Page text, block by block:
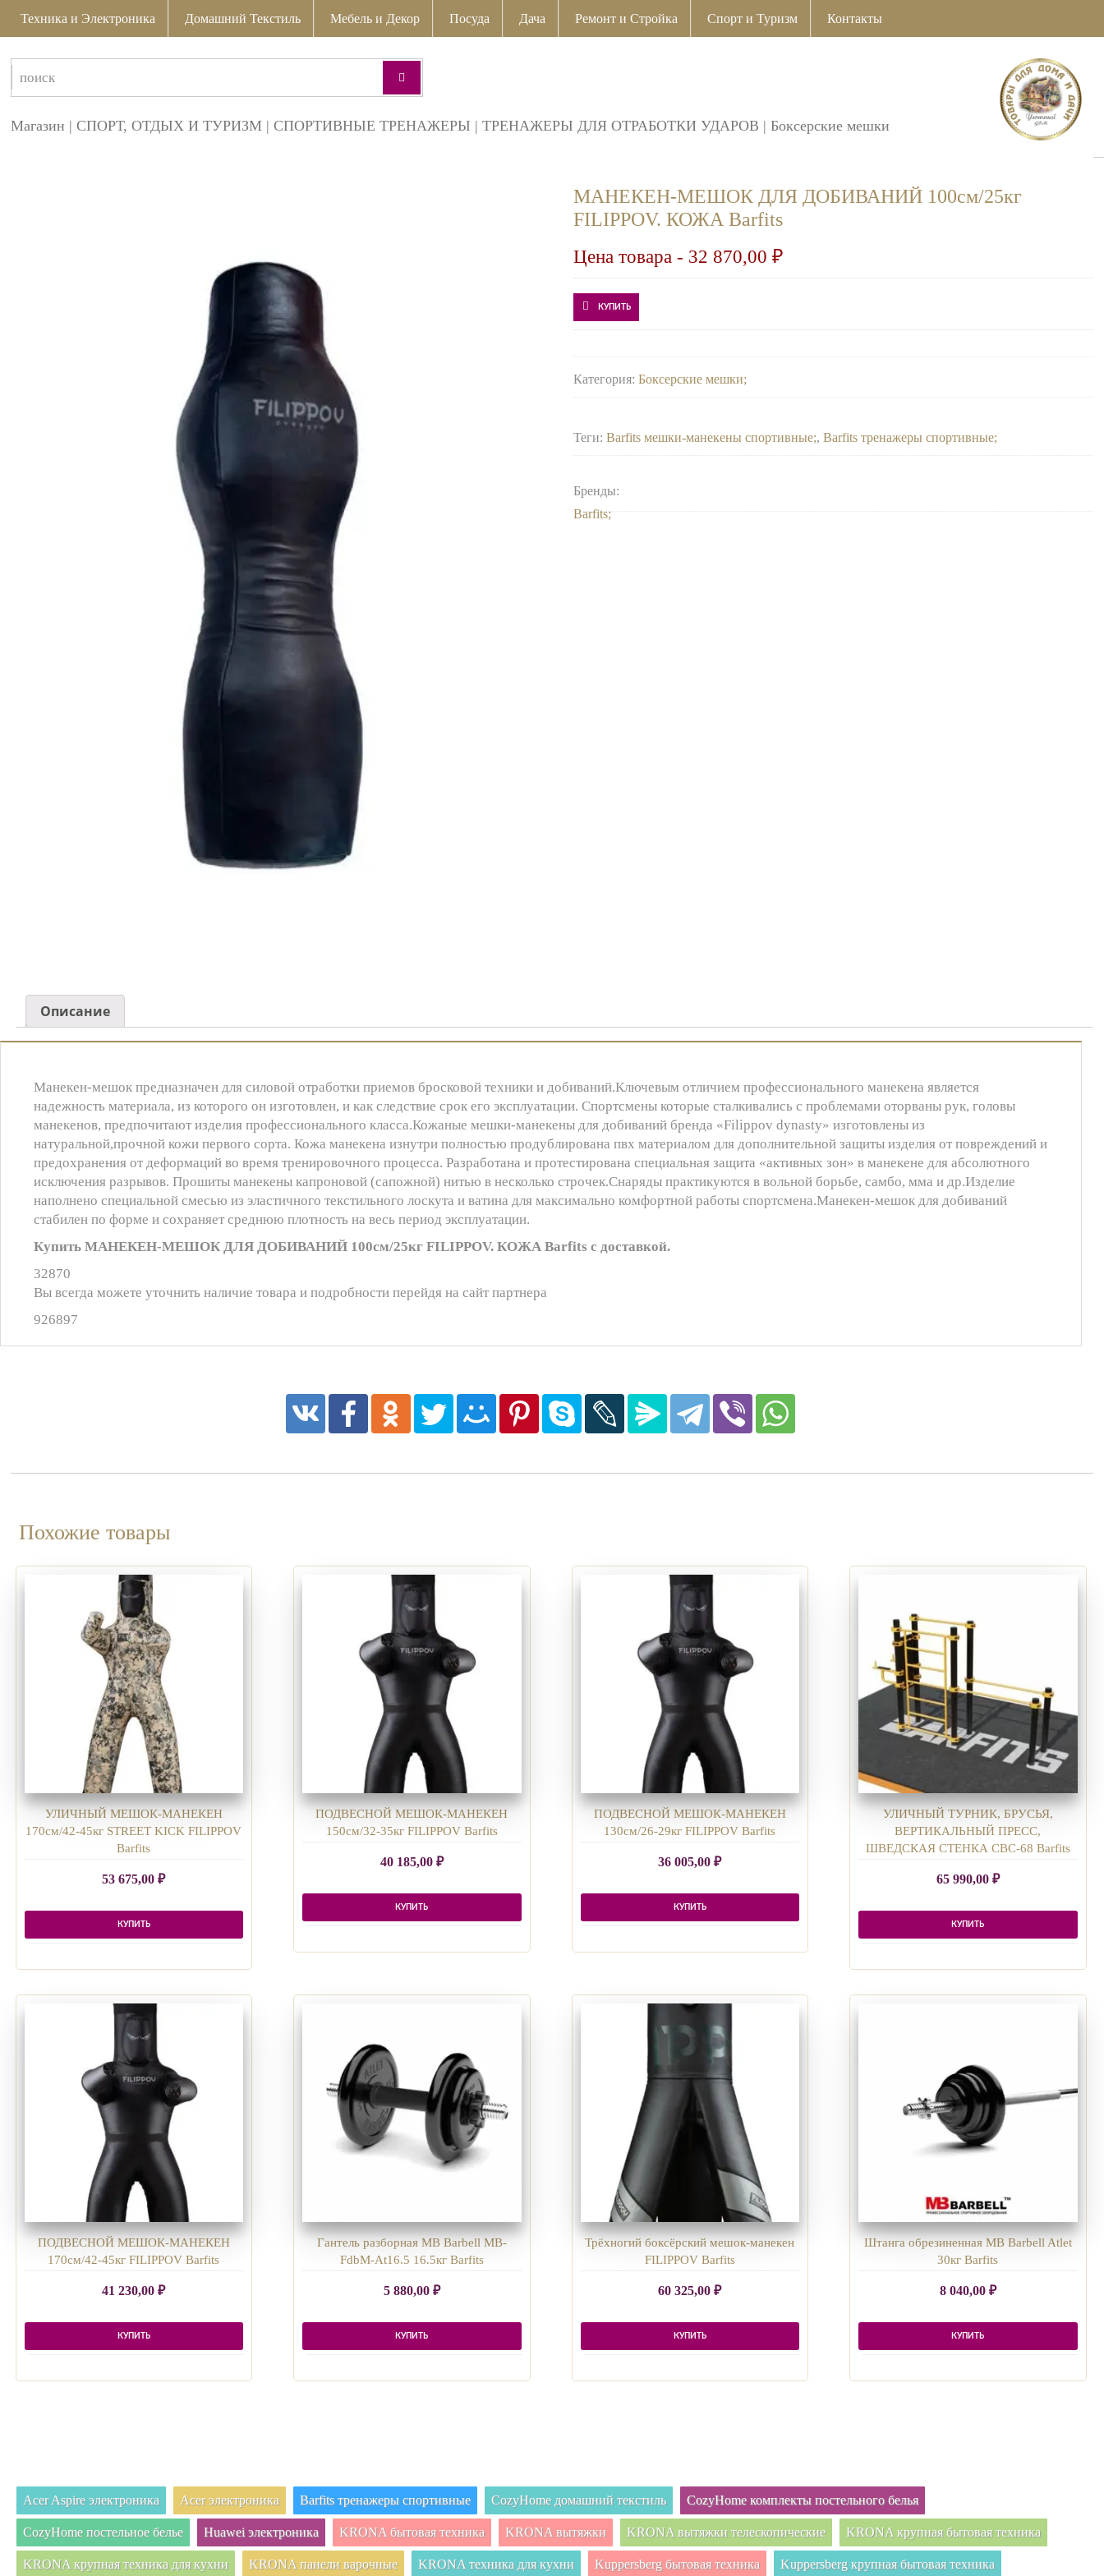
Техника и Электроника Домашний Текстиль Мебель и Декор Посуда Дача Ремонт и Стройка Спорт и Туризм Контакты
Магазин |СПОРТ, ОТДЫХ И ТУРИЗМ |СПОРТИВНЫЕ ТРЕНАЖЕРЫ |ТРЕНАЖЕРЫ ДЛЯ ОТРАБОТКИ УДАРОВ |Боксерские мешки
МАНЕКЕН-МЕШОК ДЛЯ ДОБИВАНИЙ 100см/25кг
FILIPPOV. КОЖА Barfits
Цена товара - 32 870,00₽
КУПИТЬ
Категория:Боксерские мешки
Теги:Barfits мешки-манекены спортивные ,Barfits тренажеры спортивные
Бренды:
Barfits
Описание
Манекен-мешок предназначен для силовой отработки приемов бросковой техники и добиваний.Ключевым отличием профессионального манекена является
надежность материала, из которого он изготовлен, и как следствие срок его эксплуатации. Спортсмены которые сталкивались с проблемами оторваны рук, головы
манекенов, предпочитают изделия профессионального класса.Кожаные мешки-манекены для добиваний бренда «Filippov dynasty» изготовлены из
натуральной,прочной кожи первого сорта. Кожа манекена изнутри полностью продублирована пвх материалом для дополнительной защиты изделия от повреждений и
предохранения от деформаций во время тренировочного процесса. Разработана и протестирована специальная защита «активных зон» в манекене для абсолютного
исключения разрывов. Прошиты манекены капроновой (сапожной) нитью в несколько строчек.Снаряды практикуются в вольной борьбе, самбо, мма и др.Изделие
наполнено специальной смесью из эластичного текстильного лоскута и ватина для максимально комфортной работы спортсмена.Манекен-мешок для добиваний
стабилен по форме и сохраняет среднюю плотность на весь период эксплуатации.
Купить МАНЕКЕН-МЕШОК ДЛЯ ДОБИВАНИЙ 100см/25кг FILIPPOV. КОЖА Barfits с доставкой.
32870
Вы всегда можете уточнить наличие товара и подробности перейдя на сайт партнера
926897
Похожие товары
УЛИЧНЫЙ МЕШОК-МАНЕКЕН
170см/42-45кг STREET KICK FILIPPOV
Barfits
53 675,00₽
КУПИТЬ
ПОДВЕСНОЙ МЕШОК-МАНЕКЕН
150см/32-35кг FILIPPOV Barfits
40 185,00 ₽
КУПИТЬ
ПОДВЕСНОЙ МЕШОК-МАНЕКЕН
130см/26-29кг FILIPPOV Barfits
36 005,00₽
КУПИТЬ
УЛИЧНЫЙ ТУРНИК, БРУСЬЯ,
ВЕРТИКАЛЬНЫЙ ПРЕСС,
ШВЕДСКАЯ СТЕНКА СВС-68 Barfits
65 990,00 ₽
КУПИТЬ
ПОДВЕСНОЙ МЕШОК-МАНЕКЕН
170см/42-45кг FILIPPOV Barfits
41 230,00₽
КУПИТЬ
Гантель разборная MB Barbell MB-
FdbM-At16.5 16.5кг Barfits
5 880,00 ₽
КУПИТЬ
Трёхногий боксёрский мешок-манекен
FILIPPOV Barfits
60 325,00₽
КУПИТЬ
Штанга обрезиненная MB Barbell Atlet
30кг Barfits
8 040,00 ₽
КУПИТЬ
Acer Aspire электроника Acer электроника Barfits тренажеры спортивные CozyHome домашний текстиль CozyHome комплекты постельного белья
CozyHome постельное белье Huawei электроника KRONA бытовая техника KRONA вытяжки KRONA вытяжки телескопические KRONA крупная бытовая техника
KRONA крупная техника для кухни KRONA панели варочные KRONA техника для кухни Kuppersberg бытовая техника Kuppersberg крупная бытовая техника